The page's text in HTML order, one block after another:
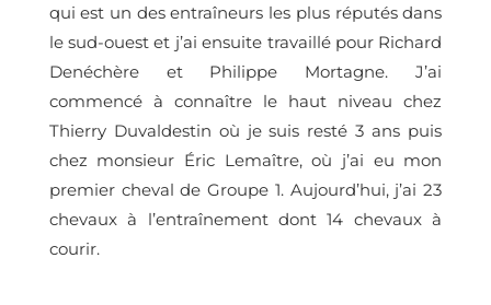
qui est un des entraîneurs les plus réputés dans
le sud-ouest et j’ai ensuite travaillé pour Richard
Denéchère et Philippe Mortagne. J’ai
commencé à connaître le haut niveau chez
Thierry Duvaldestin où je suis resté 3 ans puis
chez monsieur Éric Lemaître, où j’ai eu mon
premier cheval de Groupe 1. Aujourd’hui, j’ai 23
chevaux à l’entraînement dont 14 chevaux à
courir.